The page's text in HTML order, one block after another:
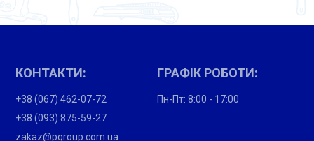
КОНТАКТИ:
+38 (067) 462-07-72
+38 (093) 875-59-27
zakaz@pgroup.com.ua
ГРАФІК РОБОТИ:
Пн-Пт: 8:00 - 17:00